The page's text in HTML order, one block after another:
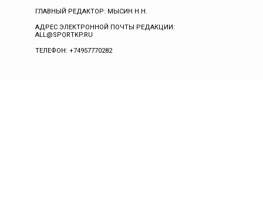
ГЛАВНЫЙ РЕДАКТОР: МЫСИН Н.Н.
АДРЕС ЭЛЕКТРОННОЙ ПОЧТЫ РЕДАКЦИИ:
ALL@SPORTKP.RU
ТЕЛЕФОН: +74957770282